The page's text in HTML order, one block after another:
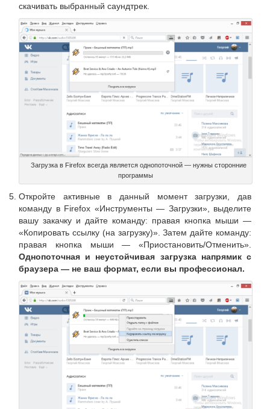
скачивать выбранный саундтрек.
Загрузка в Firefox всегда является однопоточной — нужны сторонние
программы
Откройте активные в данный момент загрузки, дав
команду в Firefox «Инструменты — Загрузки», выделите
вашу закачку и дайте команду: правая кнопка мыши —
«Копировать ссылку (на загрузку)». Затем дайте команду:
правая кнопка мыши — «Приостановить/Отменить».
Однопоточная и неустойчивая загрузка напрямик с
браузера — не ваш формат, если вы профессионал.